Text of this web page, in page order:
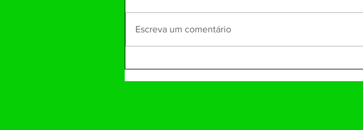
Escreva um comentário